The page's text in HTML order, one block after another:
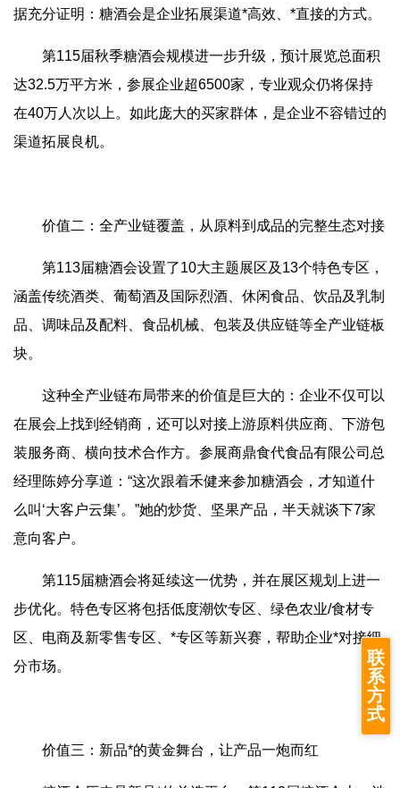
据充分证明：糖酒会是企业拓展渠道*高效、*直接的方式。
第115届秋季糖酒会规模进一步升级，预计展览总面积
达32.5万平方米，参展企业超6500家，专业观众仍将保持
在40万人次以上。如此庞大的买家群体，是企业不容错过的
渠道拓展良机。
价值二：全产业链覆盖，从原料到成品的完整生态对接
第113届糖酒会设置了10大主题展区及13个特色专区，
涵盖传统酒类、葡萄酒及国际烈酒、休闲食品、饮品及乳制
品、调味品及配料、食品机械、包装及供应链等全产业链板
块。
这种全产业链布局带来的价值是巨大的：企业不仅可以
在展会上找到经销商，还可以对接上游原料供应商、下游包
装服务商、横向技术合作方。参展商鼎食代食品有限公司总
经理陈婷分享道：“这次跟着禾健来参加糖酒会，才知道什
么叫‘大客户云集’。”她的炒货、坚果产品，半天就谈下7家
意向客户。
第115届糖酒会将延续这一优势，并在展区规划上进一
步优化。特色专区将包括低度潮饮专区、绿色农业/食材专
区、电商及新零售专区、*专区等新兴赛，帮助企业*对接细
分市场。
价值三：新品*的黄金舞台，让产品一炮而红
联
系
方
式